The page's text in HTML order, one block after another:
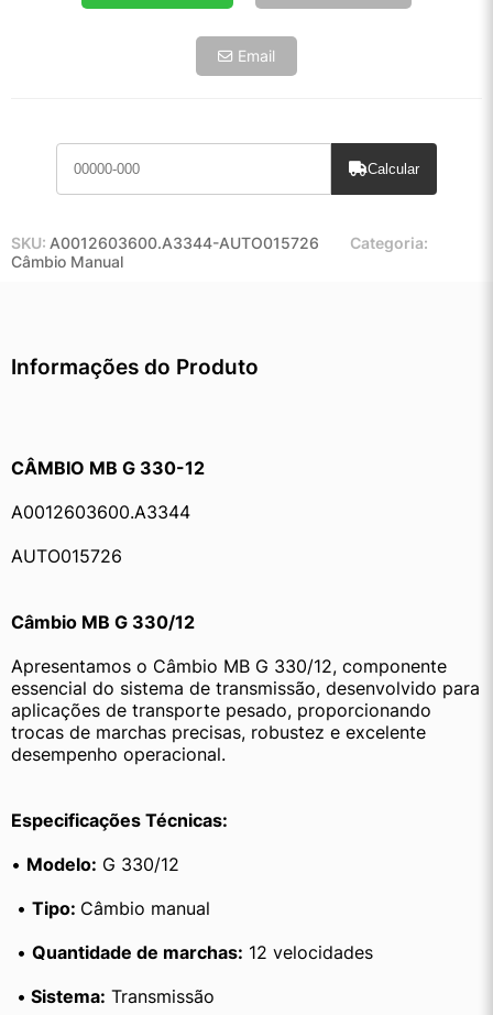
Email
Calcular
SKU: A0012603600.A3344-AUTO015726
Categoria:
Câmbio Manual
Informações do Produto
CÂMBIO MB G 330-12
A0012603600.A3344
AUTO015726
Câmbio MB G 330/12
Apresentamos o Câmbio MB G 330/12, componente
essencial do sistema de transmissão, desenvolvido para
aplicações de transporte pesado, proporcionando
trocas de marchas precisas, robustez e excelente
desempenho operacional.
Especificações Técnicas:
• Modelo: G 330/12
• Tipo: Câmbio manual
• Quantidade de marchas: 12 velocidades
• Sistema: Transmissão